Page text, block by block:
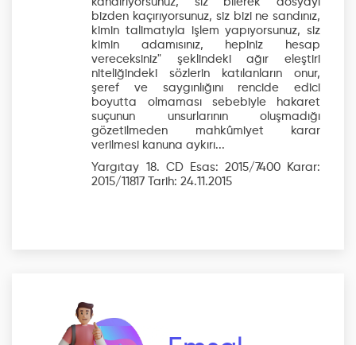
bizden kaçırıyorsunuz, siz bizi ne sandınız,
kimin talimatıyla işlem yapıyorsunuz, siz
kimin adamısınız, hepiniz hesap
vereceksiniz" şeklindeki ağır eleştiri
niteliğindeki sözlerin katılanların onur,
şeref ve saygınlığını rencide edici
boyutta olmaması sebebiyle hakaret
suçunun unsurlarının oluşmadığı
gözetilmeden mahkûmiyet karar
verilmesi kanuna aykırı...
Yargıtay 18. CD Esas: 2015/7400 Karar:
2015/11817 Tarih: 24.11.2015